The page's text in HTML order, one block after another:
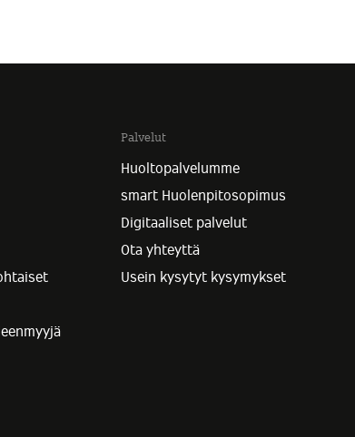
Palvelut
Huoltopalvelumme
smart Huolenpitosopimus
Digitaaliset palvelut
Ota yhteyttä
Usein kysytyt kysymykset